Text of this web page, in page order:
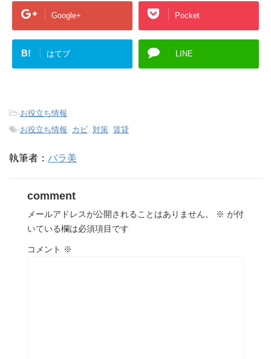
Google+ Pocket
B! はてブ LINE
-お役立ち情報
-お役立ち情報 カビ 対策 賃貸
執筆者： バラ美
comment
メールアドレスが公開されることはありません。 ※ が付
いている欄は必須項目です
コメント ※